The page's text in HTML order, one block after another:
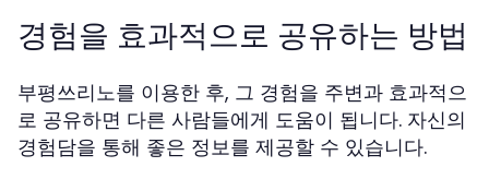
경험을 효과적으로 공유하는 방법
부평쓰리노를 이용한 후, 그 경험을 주변과 효과적으
로 공유하면 다른 사람들에게 도움이 됩니다. 자신의
경험담을 통해 좋은 정보를 제공할 수 있습니다.